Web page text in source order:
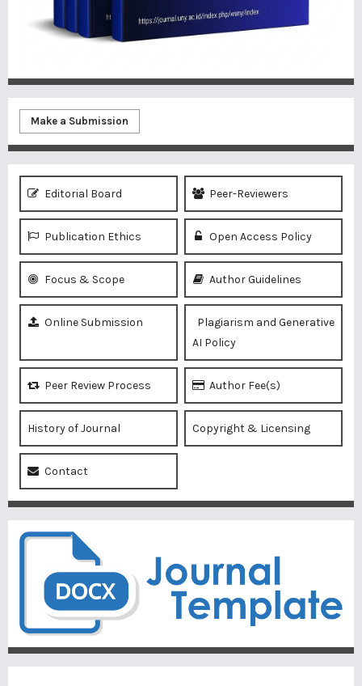
Make a Submission
Editorial Board Peer-Reviewers
Publication Ethics Open Access Policy
Focus & Scope Author Guidelines
Online Submission
Plagiarism and Generative
AI Policy
Peer Review Process Author Fee(s)
History of Journal Copyright & Licensing
Contact